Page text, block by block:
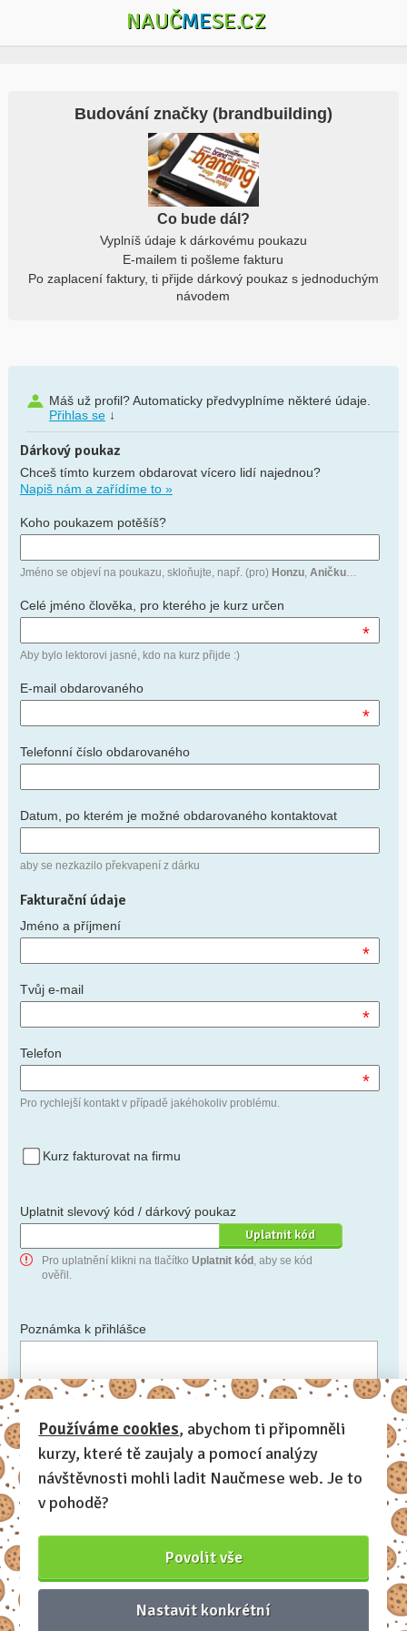
NAUČMESE.CZ
Budování značky (brandbuilding)
Co bude dál?
Vyplníš údaje k dárkovému poukazu
E-mailem ti pošleme fakturu
Po zaplacení faktury, ti přijde dárkový poukaz s jednoduchým
návodem
Máš už profil? Automaticky předvyplníme některé údaje.
Přihlas se↓
Dárkový poukaz
Chceš tímto kurzem obdarovat vícero lidí najednou?
Napiš nám a zařídíme to »
Koho poukazem potěšíš?
Jméno se objeví na poukazu, skloňujte, např. (pro) Honzu, Aničku…
Celé jméno člověka, pro kterého je kurz určen
*
Aby bylo lektorovi jasné, kdo na kurz přijde :)
E-mail obdarovaného
*
Telefonní číslo obdarovaného
Datum, po kterém je možné obdarovaného kontaktovat
aby se nezkazilo překvapení z dárku
Fakturační údaje
Jméno a příjmení
*
Tvůj e-mail
*
Telefon
*
Pro rychlejší kontakt v případě jakéhokoliv problému.
Kurz fakturovat na firmu
Uplatnit slevový kód / dárkový poukaz
Pro uplatnění klikni na tlačítko Uplatnit kód, aby se kód
ověřil.
Poznámka k přihlášce
Chceš-li se na cokoli zeptat, nebo ke své přihlášce poznamenat.
Anonymní profil – odesláním přihlášky se automaticky
vytvoří tvůj profil na Naučmese. Zatrhni tuto volbu a profil
bude skrytý.
Chci dostávat Naučmese newsletter
Používáme cookies, abychom ti připomněli
kurzy, které tě zaujaly a pomocí analýzy
návštěvnosti mohli ladit Naučmese web. Je to
v pohodě?
Povolit vše
Nastavit konkrétní